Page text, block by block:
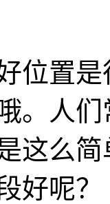
位置
。人
这么
好呢？